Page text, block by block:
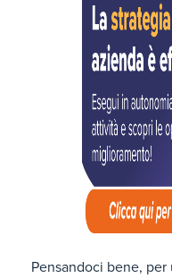
Pensandoci bene, per